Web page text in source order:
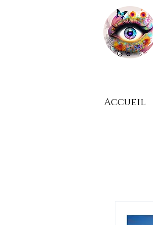
Accueil